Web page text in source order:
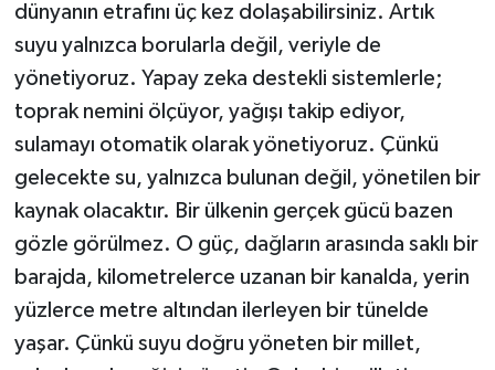
dünyanın etrafını üç kez dolaşabilirsiniz. Artık
suyu yalnızca borularla değil, veriyle de
yönetiyoruz. Yapay zeka destekli sistemlerle;
toprak nemini ölçüyor, yağışı takip ediyor,
sulamayı otomatik olarak yönetiyoruz. Çünkü
gelecekte su, yalnızca bulunan değil, yönetilen bir
kaynak olacaktır. Bir ülkenin gerçek gücü bazen
gözle görülmez. O güç, dağların arasında saklı bir
barajda, kilometrelerce uzanan bir kanalda, yerin
yüzlerce metre altından ilerleyen bir tünelde
yaşar. Çünkü suyu doğru yöneten bir millet,